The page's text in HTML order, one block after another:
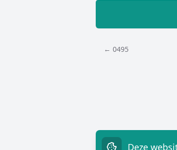
← 0495
Deze